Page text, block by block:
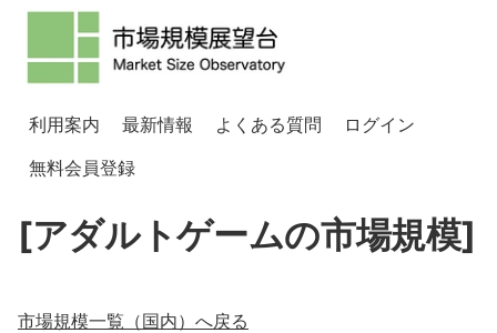
利用案内 最新情報 よくある質問
ログイン
無料会員登録
[アダルトゲームの市場規模]
市場規模一覧（国内）へ戻る